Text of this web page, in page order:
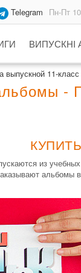
Telegram Пн-Пт
выпускной 11-класс
-
из
альбомы